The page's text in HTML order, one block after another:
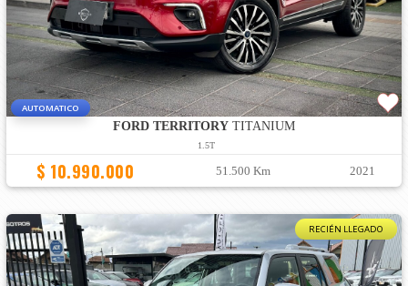
AUTOMATICO
FORD TERRITORYTITANIUM
1.5T
$ 10.990.000 51.500 Km 2021
RECIÉN LLEGADO